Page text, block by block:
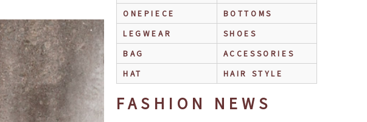
ONEPIECE
BOTTOMS
LEGWEAR
SHOES
BAG
ACCESSORIES
HAT
HAIR STYLE
FASHION NEWS